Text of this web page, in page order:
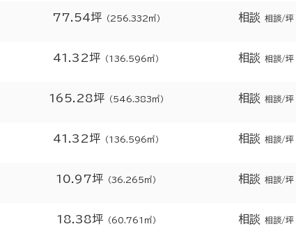
77.54坪 （256.332㎡） 相談 相談/坪
41.32坪 （136.596㎡） 相談 相談/坪
165.28坪 （546.383㎡） 相談 相談/坪
41.32坪 （136.596㎡） 相談 相談/坪
10.97坪 （36.265㎡） 相談 相談/坪
18.38坪 （60.761㎡） 相談 相談/坪